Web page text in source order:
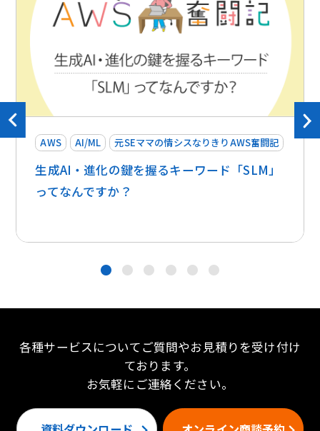
AWS AI/ML 元SEママの情シスなりきりAWS奮闘記
生成AI・進化の鍵を握るキーワード「SLM」
ってなんですか？
● ● ● ● ● ●
各種サービスについてご質問やお見積りを受け付け
ております。
お気軽にご連絡ください。